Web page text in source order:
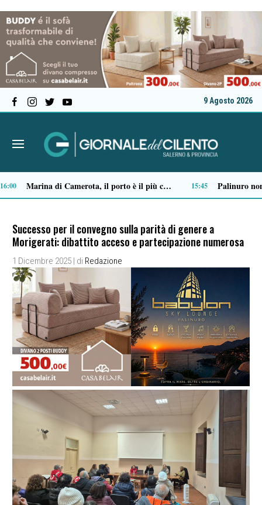
9 Agosto 2026
Tensione al Pronto soccorso del “Ruggi”, volontario aggredito durante una missione 09:03 Ordigno bellico riaffiora in un terreno di Battipaglia: scatta la messa in sicurezza 09:01
Successo per il convegno sulla parità di genere a
Morigerati: dibattito acceso e partecipazione numerosa
1 Dicembre 2025 | di Redazione